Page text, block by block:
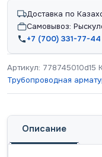
Доставка по
Самовывоз:
+7 (700) 331-77-44
Артикул: 778745010d15
Трубопроводная
Описание